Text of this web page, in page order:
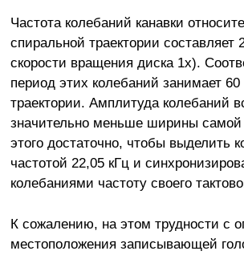
Частота колебаний канавки
спиральной траектории составляет
скорости вращения диска 1х).
период этих колебаний занимает
траектории. Амплитуда колебаний
значительно меньше ширины самой
этого достаточно, чтобы выделить
частотой 22,05 кГц и
колебаниями частоту своего
К сожалению, на этом трудности с
местоположения записывающей